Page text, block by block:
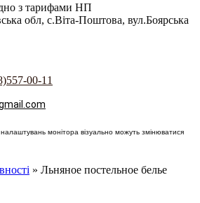
з тарифами НП
обл, с.Віта-Поштова, вул.Боярська
00-11
монітора візуально можуть змінюватися
» Льняное постельное белье